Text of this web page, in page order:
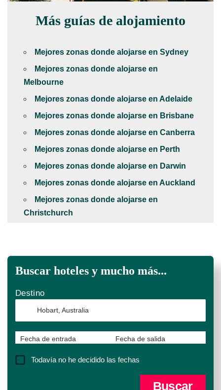
Más guías de alojamiento
Mejores zonas donde alojarse en Sydney
Mejores zonas donde alojarse en
Melbourne
Mejores zonas donde alojarse en Adelaide
Mejores zonas donde alojarse en Brisbane
Mejores zonas donde alojarse en Canberra
Mejores zonas donde alojarse en Perth
Mejores zonas donde alojarse en Darwin
Mejores zonas donde alojarse en Auckland
Mejores zonas donde alojarse en
Christchurch
Buscar hoteles y mucho más...
Destino
Fecha de entrada Fecha de salida
Todavía no he decidido las fechas